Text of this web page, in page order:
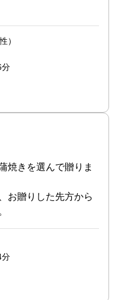
）
分
焼きを選んで贈りま
お贈りした先方から
分